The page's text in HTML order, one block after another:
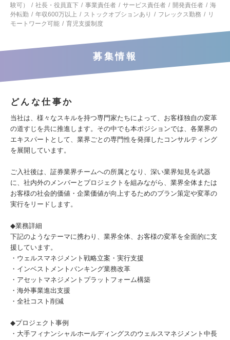
験可）
社長・役員直下 事業責任者 サービス責任者 開発責任者
海
外転勤
年収600万以上 ストックオプションあり フレックス勤務
リ
モートワーク可能
育児支援制度
募集情報
どんな仕事か
当社は、様々なスキルを持つ専門家たちによって、お客様独自の変革
の道すじを共に推進します。その中でも本ポジションでは、各業界の
エキスパートとして、業界ごとの専門性を発揮したコンサルティング
を展開しています。
ご入社後は、証券業界チームへの所属となり、深い業界知見を武器
に、社内外のメンバーとプロジェクトを組みながら、業界全体または
お客様の社会的価値・企業価値が向上するためのプラン策定や変革の
実行をリードします。
◆業務詳細
下記のようなテーマに携わり、業界全体、お客様の変革を全面的に支
援しています。
・ウェルスマネジメント戦略立案・実行支援
・インベストメントバンキング業務改革
・アセットマネジメントプラットフォーム構築
・海外事業進出支援
・全社コスト削減
◆プロジェクト事例
・大手フィナンシャルホールディングスのウェルスマネジメント中長